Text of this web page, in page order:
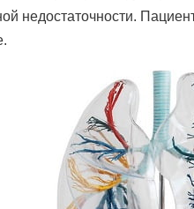
недостаточности.